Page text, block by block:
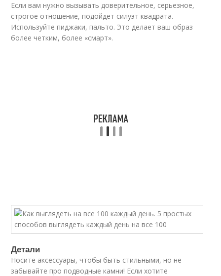
Если вам нужно вызывать доверительное, серьезное,
строгое отношение, подойдет силуэт квадрата.
Используйте пиджаки, пальто. Это делает ваш образ
более четким, более «смарт».
Детали
Носите аксессуары, чтобы быть стильными, но не
забывайте про подводные камни! Если хотите